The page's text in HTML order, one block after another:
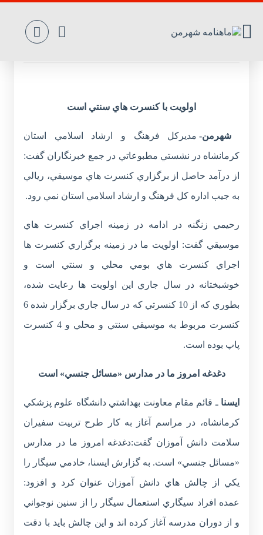
اولويت با كنسرت هاي سنتي است
شهرمن-مديرکل فرهنگ و ارشاد اسلامي استان
کرمانشاه در نشستي مطبوعاتي در جمع خبرنگاران گفت:
از درآمد حاصل از برگزاري کنسرت هاي موسيقي، ريالي
به جيب اداره کل فرهنگ و ارشاد اسلامي استان نمي رود.
رحيمي زنگنه در ادامه در زمينه اجراي کنسرت هاي
موسيقي گفت: اولويت ما در زمينه برگزاري کنسرت ها
اجراي کنسرت هاي بومي محلي و سنتي است و
خوشبختانه در سال جاري اين اولويت ها رعايت شده،
بطوري که از 10 کنسرتي که در سال جاري برگزار شده 6
کنسرت مربوط به موسيقي سنتي و محلي و 4 کنسرت
پاپ بوده است.
دغدغه امروز ما در مدارس «مسائل جنسي» است
ايسناـ قائم مقام معاونت بهداشتي دانشگاه علوم پزشکي
کرمانشاه، در مراسم آغاز به کار طرح تربيت سفيران
سلامت دانش آموزان گفت:دغدغه امروز ما در مدارس
«مسائل جنسي» است. به گزارش ايسنا، خادمي سيگار را
يکي از چالش هاي دانش آموزان عنوان کرد و افزود:
عمده افراد سيگاري استعمال سيگار را از سنين نوجواني
و از دوران مدرسه آغاز کرده اند و اين چالش بايد با دقت